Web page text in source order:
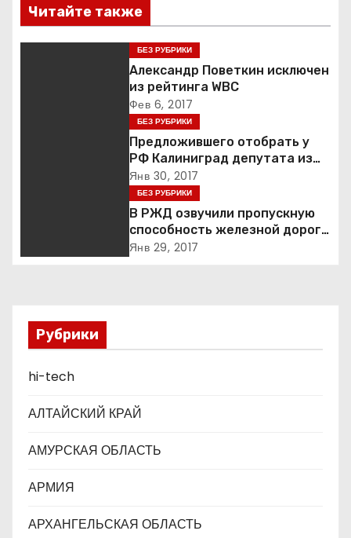
в
и
п
з
а
п
и
с
я
м
Читайте также
БЕЗ РУБРИКИ
Александр Поветкин исключен
из рейтинга WBC
Фев 6, 2017
БЕЗ РУБРИКИ
Предложившего отобрать у
РФ Калиниград депутата из
Литвы назвали бредящим
шпротом
Янв 30, 2017
БЕЗ РУБРИКИ
В РЖД озвучили пропускную
способность железной дороги
в обход Украины
Янв 29, 2017
Рубрики
hi-tech
АЛТАЙСКИЙ КРАЙ
АМУРСКАЯ ОБЛАСТЬ
АРМИЯ
АРХАНГЕЛЬСКАЯ ОБЛАСТЬ